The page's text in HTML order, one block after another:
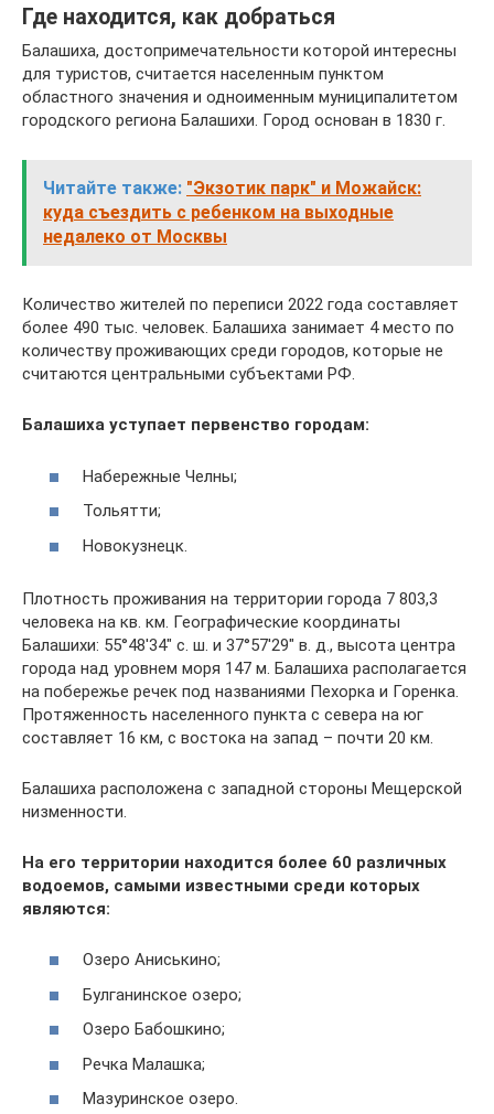
Где находится, как добраться
Балашиха, достопримечательности которой интересны
для туристов, считается населенным пунктом
областного значения и одноименным муниципалитетом
городского региона Балашихи. Город основан в 1830 г.
Читайте также: "Экзотик парк" и Можайск:
куда съездить с ребенком на выходные
недалеко от Москвы
Количество жителей по переписи 2022 года составляет
более 490 тыс. человек. Балашиха занимает 4 место по
количеству проживающих среди городов, которые не
считаются центральными субъектами РФ.
Балашиха уступает первенство городам:
Набережные Челны;
Тольятти;
Новокузнецк.
Плотность проживания на территории города 7 803,3
человека на кв. км. Географические координаты
Балашихи: 55°48′34″ с. ш. и 37°57′29″ в. д., высота центра
города над уровнем моря 147 м. Балашиха располагается
на побережье речек под названиями Пехорка и Горенка.
Протяженность населенного пункта с севера на юг
составляет 16 км, с востока на запад – почти 20 км.
Балашиха расположена с западной стороны Мещерской
низменности.
На его территории находится более 60 различных
водоемов, самыми известными среди которых
являются:
Озеро Аниськино;
Булганинское озеро;
Озеро Бабошкино;
Речка Малашка;
Мазуринское озеро.